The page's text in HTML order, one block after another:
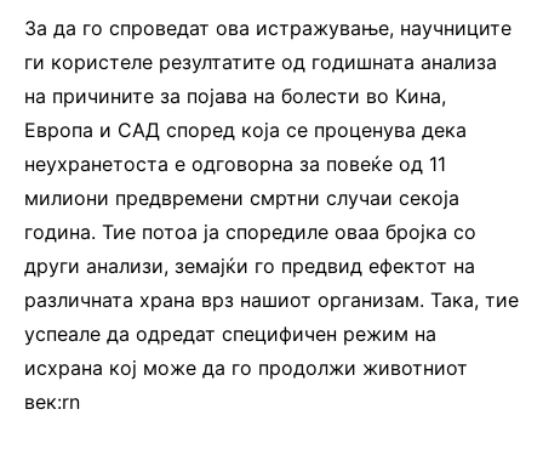
За да го спроведат ова истражување, научниците
ги користеле резултатите од годишната анализа
на причините за појава на болести во Кина,
Европа и САД според која се проценува дека
неухранетоста е одговорна за повеќе од 11
милиони предвремени смртни случаи секоја
година. Тие потоа ја споредиле оваа бројка со
други анализи, земајќи го предвид ефектот на
различната храна врз нашиот организам. Така, тие
успеале да одредат специфичен режим на
исхрана кој може да го продолжи животниот
век:rn